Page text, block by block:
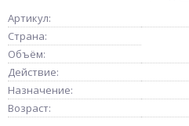
Артикул:
Страна:
Объём:
Действие:
Назначение:
Возраст: